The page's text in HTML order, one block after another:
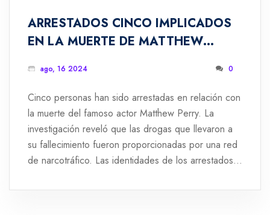
ARRESTADOS CINCO IMPLICADOS
EN LA MUERTE DE MATTHEW
POR UNA RED DE NARCOTRÁFICO
ago, 16 2024 0
Cinco personas han sido arrestadas en relación con
la muerte del famoso actor Matthew Perry. La
investigación reveló que las drogas que llevaron a
su fallecimiento fueron proporcionadas por una red
de narcotráfico. Las identidades de los arrestados
diligencias legales.